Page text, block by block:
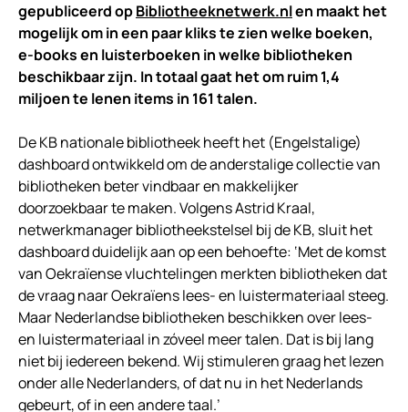
gepubliceerd opBibliotheeknetwerk.nlen maakt het
mogelijk om in een paar kliks te zien welke boeken,
e-books en luisterboeken in welke bibliotheken
beschikbaar zijn. In totaal gaat het om ruim 1,4
miljoen te lenen items in 161 talen.
De KB nationale bibliotheek heeft het (Engelstalige)
dashboard ontwikkeld om de anderstalige collectie van
bibliotheken beter vindbaar en makkelijker
doorzoekbaar te maken. Volgens Astrid Kraal,
netwerkmanager bibliotheekstelsel bij de KB, sluit het
dashboard duidelijk aan op een behoefte: ‘Met de komst
van Oekraïense vluchtelingen merkten bibliotheken dat
de vraag naar Oekraïens lees- en luistermateriaal steeg.
Maar Nederlandse bibliotheken beschikken over lees-
en luistermateriaal in zóveel meer talen. Dat is bij lang
niet bij iedereen bekend. Wij stimuleren graag het lezen
onder alle Nederlanders, of dat nu in het Nederlands
gebeurt, of in een andere taal.’